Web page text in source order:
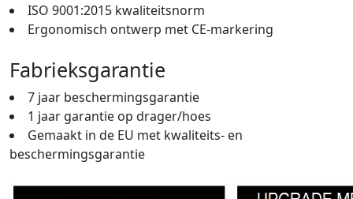
ISO 9001:2015 kwaliteitsnorm
Ergonomisch ontwerp met CE-markering
Fabrieksgarantie
7 jaar beschermingsgarantie
1 jaar garantie op drager/hoes
Gemaakt in de EU met kwaliteits- en
beschermingsgarantie